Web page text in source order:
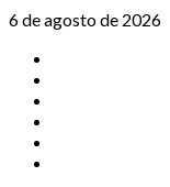
Saltar
contenido
6 de agosto de 2026